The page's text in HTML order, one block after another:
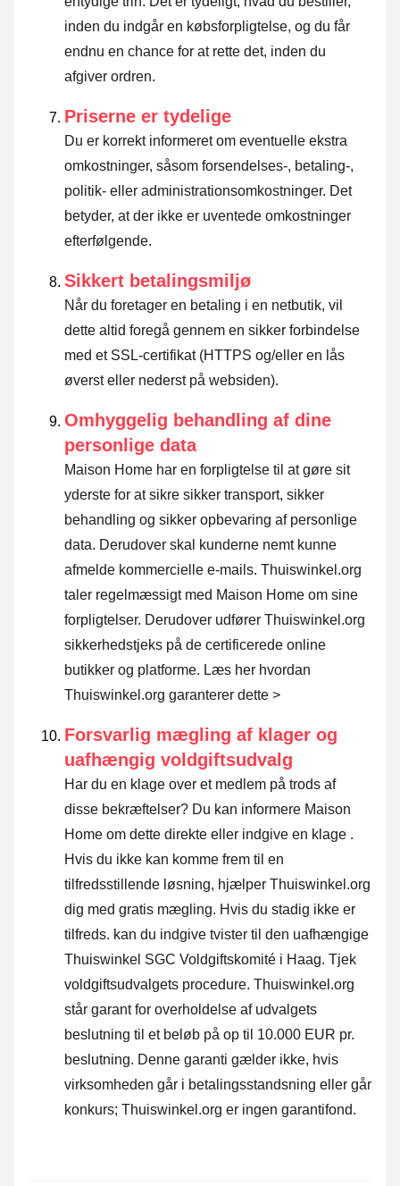
inden du indgår en købsforpligtelse, og du får
endnu en chance for at rette det, inden du
afgiver ordren.
Priserne er tydelige
Du er korrekt informeret om eventuelle ekstra
omkostninger, såsom forsendelses-, betaling-,
politik- eller administrationsomkostninger. Det
betyder, at der ikke er uventede omkostninger
efterfølgende.
Sikkert betalingsmiljø
Når du foretager en betaling i en netbutik, vil
dette altid foregå gennem en sikker forbindelse
med et SSL-certifikat (HTTPS og/eller en lås
øverst eller nederst på websiden).
Omhyggelig behandling af dine
personlige data
Maison Home har en forpligtelse til at gøre sit
yderste for at sikre sikker transport, sikker
behandling og sikker opbevaring af personlige
data. Derudover skal kunderne nemt kunne
afmelde kommercielle e-mails. Thuiswinkel.org
taler regelmæssigt med Maison Home om sine
forpligtelser. Derudover udfører Thuiswinkel.org
sikkerhedstjeks på de certificerede online
butikker og platforme. Læs her hvordan
Thuiswinkel.org garanterer dette >
Forsvarlig mægling af klager og
uafhængig voldgiftsudvalg
Har du en klage over et medlem på trods af
disse bekræftelser? Du kan informere Maison
Home om dette direkte eller indgive en klage .
Hvis du ikke kan komme frem til en
tilfredsstillende løsning, hjælper Thuiswinkel.org
dig med gratis mægling. Hvis du stadig ikke er
tilfreds. kan du indgive tvister til den uafhængige
Thuiswinkel SGC Voldgiftskomité i Haag. Tjek
voldgiftsudvalgets procedure. Thuiswinkel.org
står garant for overholdelse af udvalgets
beslutning til et beløb på op til 10.000 EUR pr.
beslutning. Denne garanti gælder ikke, hvis
virksomheden går i betalingsstandsning eller går
konkurs; Thuiswinkel.org er ingen garantifond.